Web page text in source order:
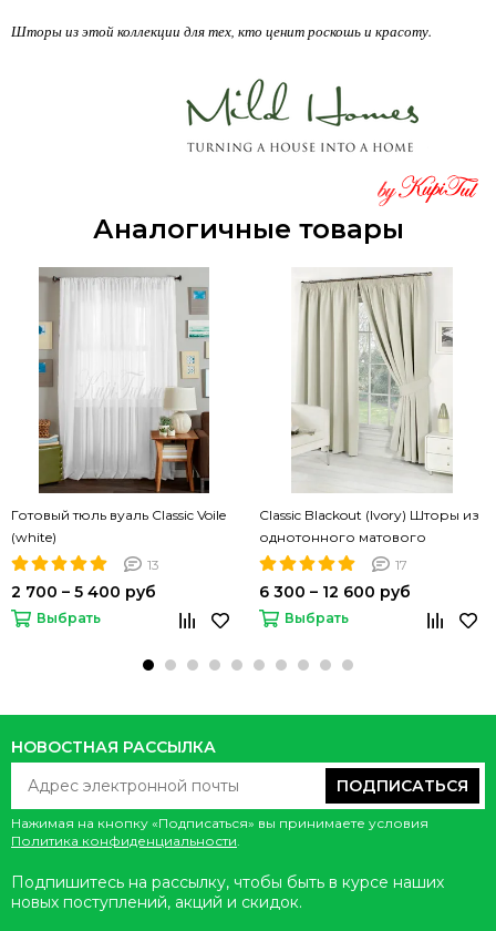
Шторы из этой коллекции для тех, кто ценит роскошь и красоту.
Аналогичные товары
Готовый тюль вуаль Classic Voile
(white)
13
2 700 – 5 400 руб
Выбрать
Classic Blackout (Ivory) Шторы из
однотонного матового
блэкаута
17
6 300 – 12 600 руб
Выбрать
НОВОСТНАЯ РАССЫЛКА
ПОДПИСАТЬСЯ
Нажимая на кнопку «Подписаться» вы принимаете условия
Политика конфиденциальности
Подпишитесь на рассылку, чтобы быть в курсе наших
новых поступлений, акций и скидок.